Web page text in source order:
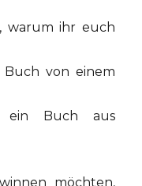
warum ihr euch
Buch von einem
ein Buch aus
möchten,